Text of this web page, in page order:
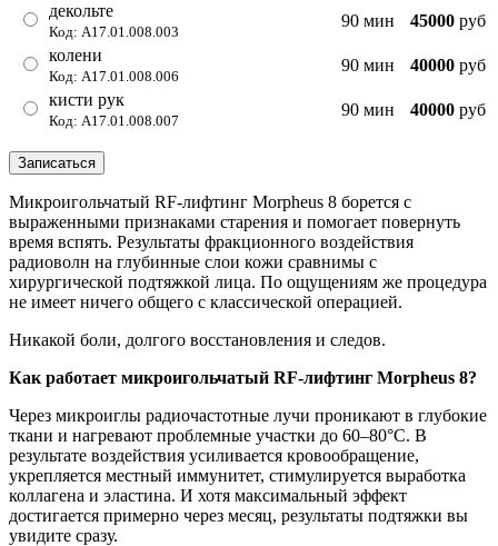
декольте
Код: А17.01.008.003
90 мин 45000 руб
колени
Код: А17.01.008.006
90 мин 40000 руб
кисти рук
Код: А17.01.008.007
90 мин 40000 руб
Записаться
Микроигольчатый RF-лифтинг Morpheus 8 борется с
выраженными признаками старения и помогает повернуть
время вспять. Результаты фракционного воздействия
радиоволн на глубинные слои кожи сравнимы с
хирургической подтяжкой лица. По ощущениям же процедура
не имеет ничего общего с классической операцией.
Никакой боли, долгого восстановления и следов.
Как работает микроигольчатый RF-лифтинг Morpheus 8?
Через микроиглы радиочастотные лучи проникают в глубокие
ткани и нагревают проблемные участки до 60–80°C. В
результате воздействия усиливается кровообращение,
укрепляется местный иммунитет, стимулируется выработка
коллагена и эластина. И хотя максимальный эффект
достигается примерно через месяц, результаты подтяжки вы
увидите сразу.